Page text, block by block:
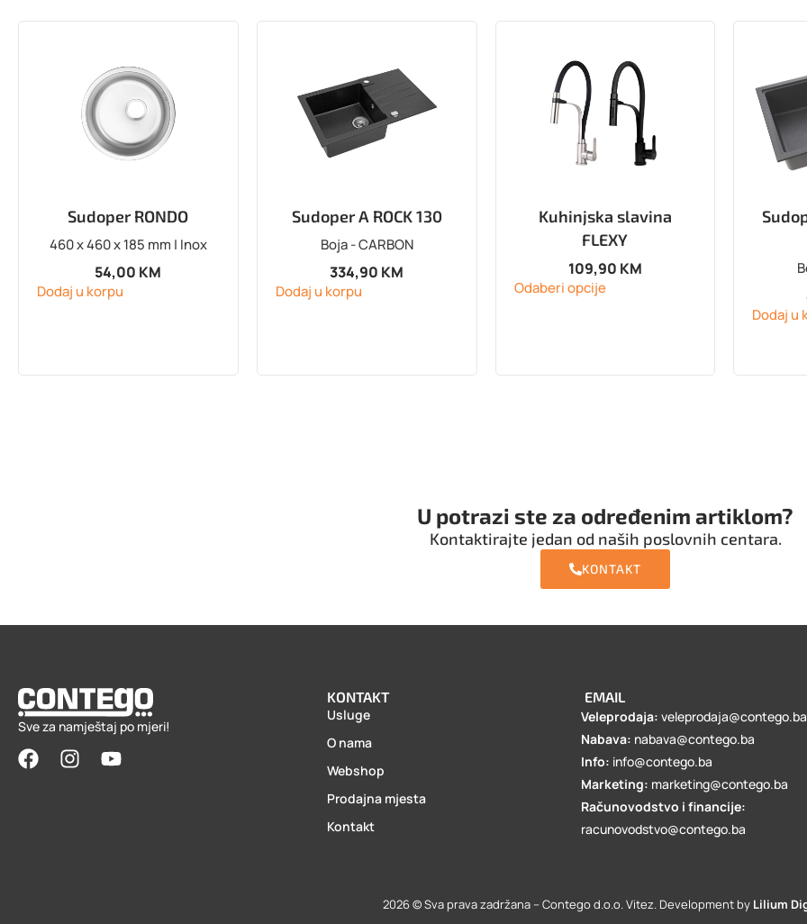
Sudoper RONDO
460 x 460 x 185 mm | Inox
54,00 KM
Dodaj u korpu
Sudoper A ROCK 130
Boja - CARBON
334,90 KM
Dodaj u korpu
Kuhinjska slavina
FLEXY
109,90 KM
Odaberi opcije
Dodaj u
U potrazi ste za određenim artiklom?
Kontaktirajte jedan od naših poslovnih centara.
KONTAKT
Sve za namještaj po mjeri!
KONTAKT
Usluge
O nama
Webshop
Prodajna mjesta
Kontakt
EMAIL
Veleprodaja:veleprodaja@contego.ba
Nabava: nabava@contego.ba
Info: info@contego.ba
Marketing: marketing@contego.ba
Računovodstvo i financije:
racunovodstvo@contego.ba
2026 © Sva prava zadržana – Contego d.o.o. Vitez. Development by Lilium